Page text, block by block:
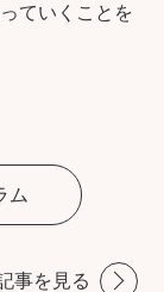
ていくことを
ム
事を見る